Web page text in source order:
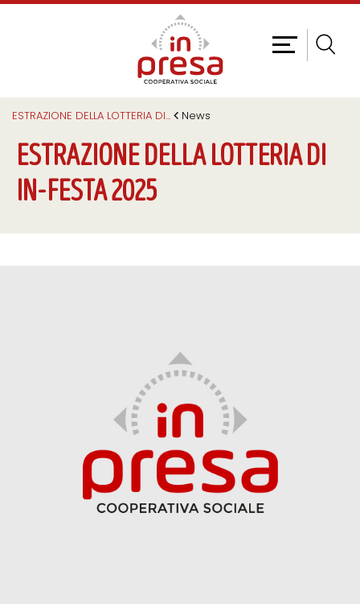
News
ESTRAZIONE DELLA LOTTERIA DI...
ESTRAZIONE DELLA LOTTERIA DI
IN-FESTA 2025